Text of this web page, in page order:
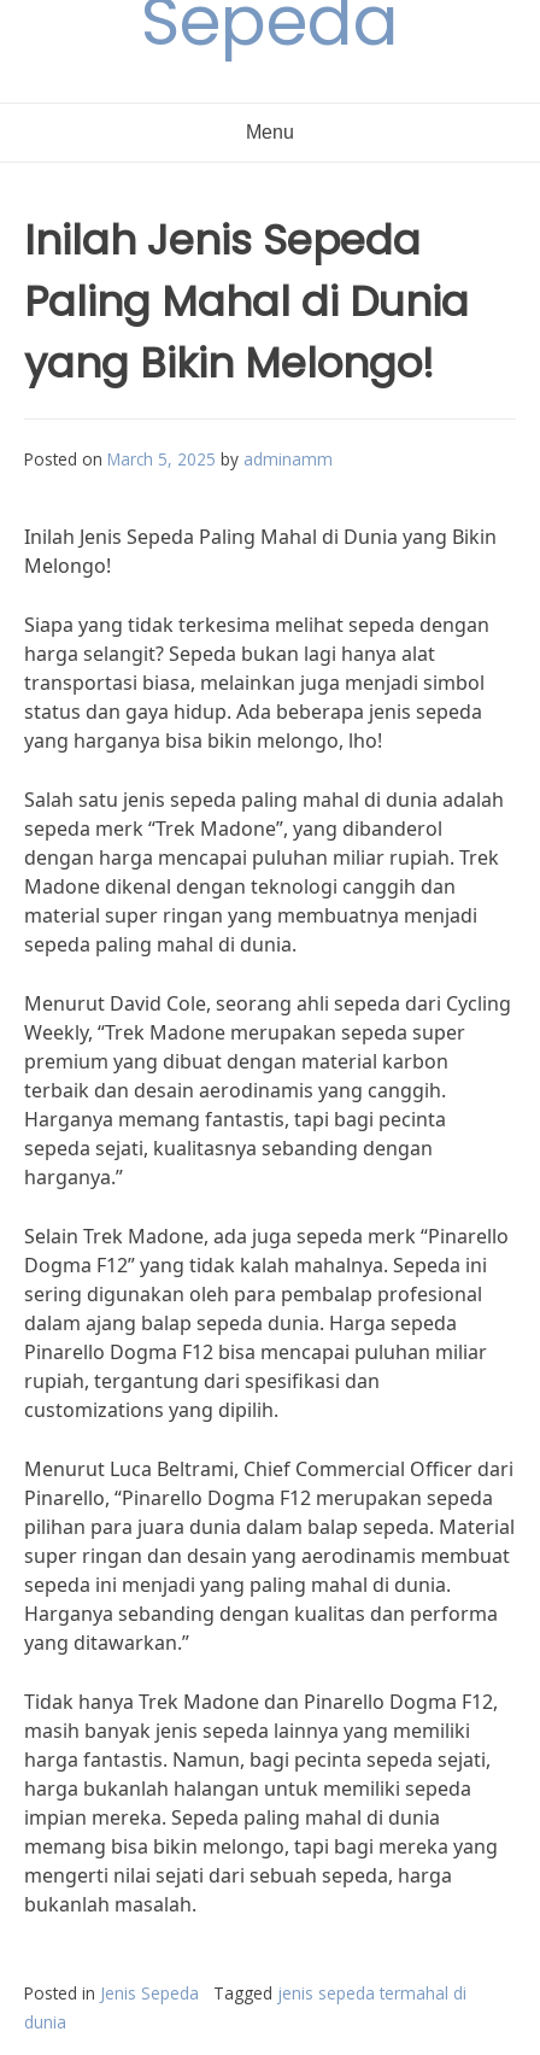
Sepeda
Menu
Inilah Jenis Sepeda
Paling Mahal di Dunia
yang Bikin Melongo!
Posted on March 5, 2025 by adminamm
Inilah Jenis Sepeda Paling Mahal di Dunia yang Bikin
Melongo!
Siapa yang tidak terkesima melihat sepeda dengan
harga selangit? Sepeda bukan lagi hanya alat
transportasi biasa, melainkan juga menjadi simbol
status dan gaya hidup. Ada beberapa jenis sepeda
yang harganya bisa bikin melongo, lho!
Salah satu jenis sepeda paling mahal di dunia adalah
sepeda merk “Trek Madone”, yang dibanderol
dengan harga mencapai puluhan miliar rupiah. Trek
Madone dikenal dengan teknologi canggih dan
material super ringan yang membuatnya menjadi
sepeda paling mahal di dunia.
Menurut David Cole, seorang ahli sepeda dari Cycling
Weekly, “Trek Madone merupakan sepeda super
premium yang dibuat dengan material karbon
terbaik dan desain aerodinamis yang canggih.
Harganya memang fantastis, tapi bagi pecinta
sepeda sejati, kualitasnya sebanding dengan
harganya.”
Selain Trek Madone, ada juga sepeda merk “Pinarello
Dogma F12” yang tidak kalah mahalnya. Sepeda ini
sering digunakan oleh para pembalap profesional
dalam ajang balap sepeda dunia. Harga sepeda
Pinarello Dogma F12 bisa mencapai puluhan miliar
rupiah, tergantung dari spesifikasi dan
customizations yang dipilih.
Menurut Luca Beltrami, Chief Commercial Officer dari
Pinarello, “Pinarello Dogma F12 merupakan sepeda
pilihan para juara dunia dalam balap sepeda. Material
super ringan dan desain yang aerodinamis membuat
sepeda ini menjadi yang paling mahal di dunia.
Harganya sebanding dengan kualitas dan performa
yang ditawarkan.”
Tidak hanya Trek Madone dan Pinarello Dogma F12,
masih banyak jenis sepeda lainnya yang memiliki
harga fantastis. Namun, bagi pecinta sepeda sejati,
harga bukanlah halangan untuk memiliki sepeda
impian mereka. Sepeda paling mahal di dunia
memang bisa bikin melongo, tapi bagi mereka yang
mengerti nilai sejati dari sebuah sepeda, harga
bukanlah masalah.
Posted in Jenis Sepeda Tagged jenis sepeda termahal di
dunia